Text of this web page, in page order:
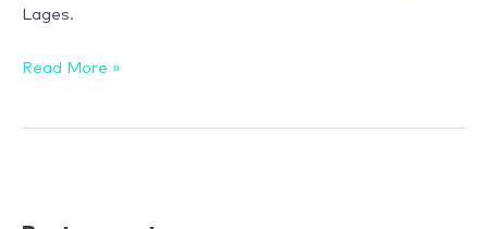
Lages.
Read More »